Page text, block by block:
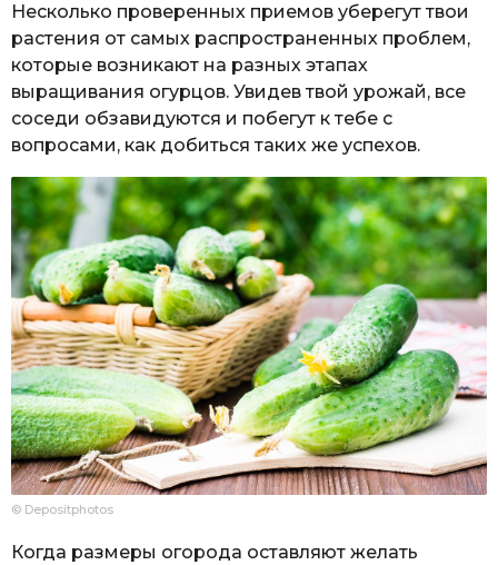
Несколько проверенных приемов уберегут твои
растения от самых распространенных проблем,
которые возникают на разных этапах
выращивания огурцов. Увидев твой урожай, все
соседи обзавидуются и побегут к тебе с
вопросами, как добиться таких же успехов.
© Depositphotos
Когда размеры огорода оставляют желать